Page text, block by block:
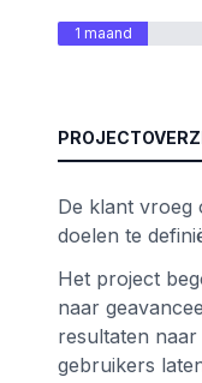
1 maand
De klant vroeg
doelen te
Het project
naar
resultaten
gebruikers